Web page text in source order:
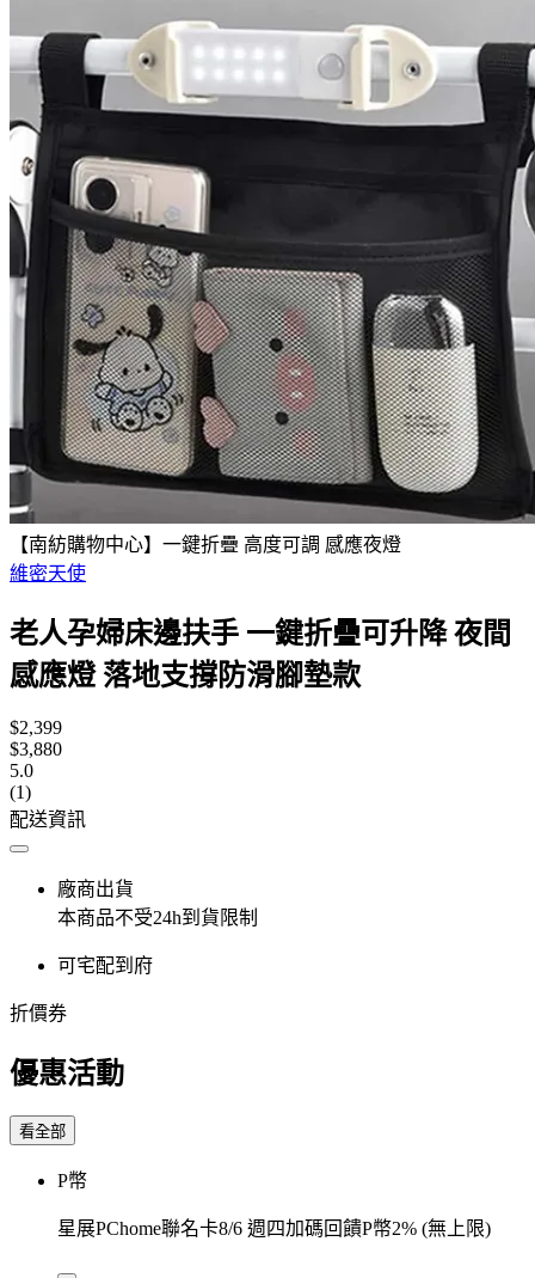
【南紡購物中心】一鍵折疊 高度可調 感應夜燈
維密天使
老人孕婦床邊扶手 一鍵折疊可升降 夜間
感應燈 落地支撐防滑腳墊款
$2,399
$3,880
5.0
(1)
配送資訊
廠商出貨
本商品不受24h到貨限制
可宅配到府
折價券
優惠活動
看全部
P幣
星展PChome聯名卡8/6 週四加碼回饋P幣2% (無上限)